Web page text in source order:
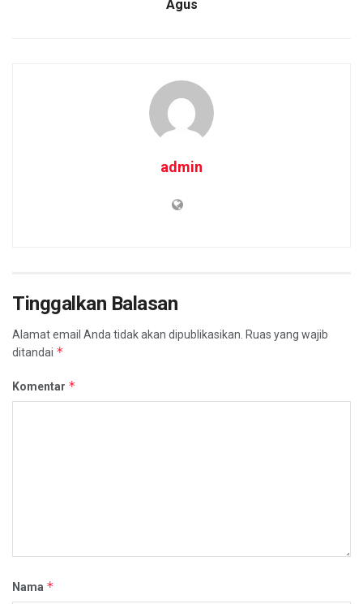
Agus
admin
Tinggalkan Balasan
Alamat email Anda tidak akan dipublikasikan. Ruas yang wajib
ditandai *
Komentar *
Nama *